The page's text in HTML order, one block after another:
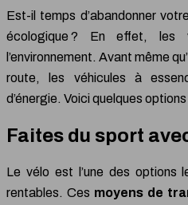
Est-il temps d’abandonner
écologique ? En effet, les
l’environnement. Avant même
route, les véhicules à
d’énergie. Voici quelques
Faites du sport
Le vélo est l’une des options
rentables. Ces moyens de